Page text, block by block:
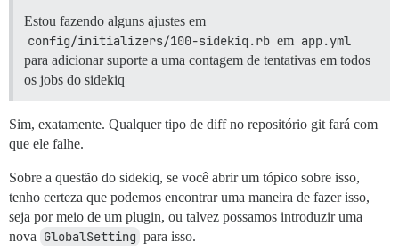
Estou fazendo alguns ajustes em
config/initializers/100-sidekiq.rb em app.yml
para adicionar suporte a uma contagem de tentativas em todos
os jobs do sidekiq
Sim, exatamente. Qualquer tipo de diff no repositório git fará com
que ele falhe.
Sobre a questão do sidekiq, se você abrir um tópico sobre isso,
tenho certeza que podemos encontrar uma maneira de fazer isso,
seja por meio de um plugin, ou talvez possamos introduzir uma
nova GlobalSetting para isso.